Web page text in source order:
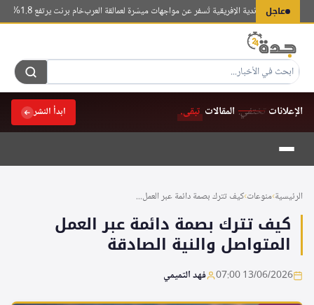
عاجل
تمهيديات الأندية الإفريقية تُسفر عن مواجهات ميسّرة لعمالقة العربخام برنت يرتفع 1.8% مسجلاً 80.9 دولار مع استمرار إغلاق مضيق هرمز
الإعلانات تختفي.المقالات تبقى. ابدأ النشر
التجاوز
المحتوى
الرئيسية›منوعات›كيف تترك بصمة دائمة عبر العمل...
كيف تترك بصمة دائمة عبر العمل
المتواصل والنية الصادقة
13/06/2026 07:00 فهد التميمي